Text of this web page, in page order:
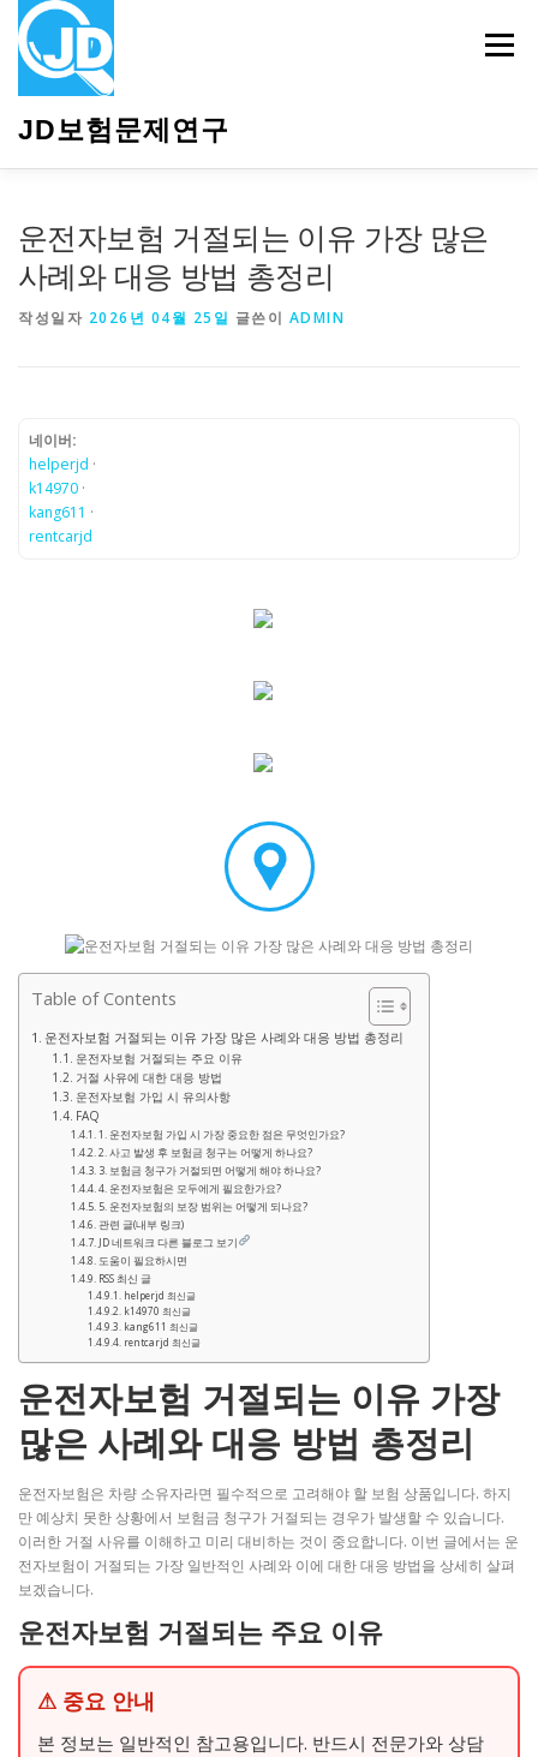
JD보험문제연구
메뉴
운전자보험 거절되는 이유 가장 많은
사례와 대응 방법 총정리
작성일자 2026년 04월 25일 글쓴이 ADMIN
네이버:
helperjd ·
k14970 ·
kang611 ·
rentcarjd
Table of Contents
운전자보험 거절되는 이유 가장 많은 사례와 대응 방법 총정리
운전자보험 거절되는 주요 이유
거절 사유에 대한 대응 방법
운전자보험 가입 시 유의사항
FAQ
1. 운전자보험 가입 시 가장 중요한 점은 무엇인가요?
2. 사고 발생 후 보험금 청구는 어떻게 하나요?
3. 보험금 청구가 거절되면 어떻게 해야 하나요?
4. 운전자보험은 모두에게 필요한가요?
5. 운전자보험의 보장 범위는 어떻게 되나요?
관련 글(내부 링크)
JD 네트워크 다른 블로그 보기
도움이 필요하시면
RSS 최신 글
helperjd 최신글
k14970 최신글
kang611 최신글
rentcarjd 최신글
운전자보험 거절되는 이유 가장
많은 사례와 대응 방법 총정리
운전자보험은 차량 소유자라면 필수적으로 고려해야 할 보험 상품입니다. 하지
만 예상치 못한 상황에서 보험금 청구가 거절되는 경우가 발생할 수 있습니다.
이러한 거절 사유를 이해하고 미리 대비하는 것이 중요합니다. 이번 글에서는 운
전자보험이 거절되는 가장 일반적인 사례와 이에 대한 대응 방법을 상세히 살펴
보겠습니다.
운전자보험 거절되는 주요 이유
⚠ 중요 안내
본 정보는 일반적인 참고용입니다. 반드시 전문가와 상담